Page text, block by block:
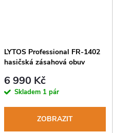
LYTOS Professional FR-1402
hasičská zásahová obuv
6 990 Kč
Skladem 1 pár
ZOBRAZIT